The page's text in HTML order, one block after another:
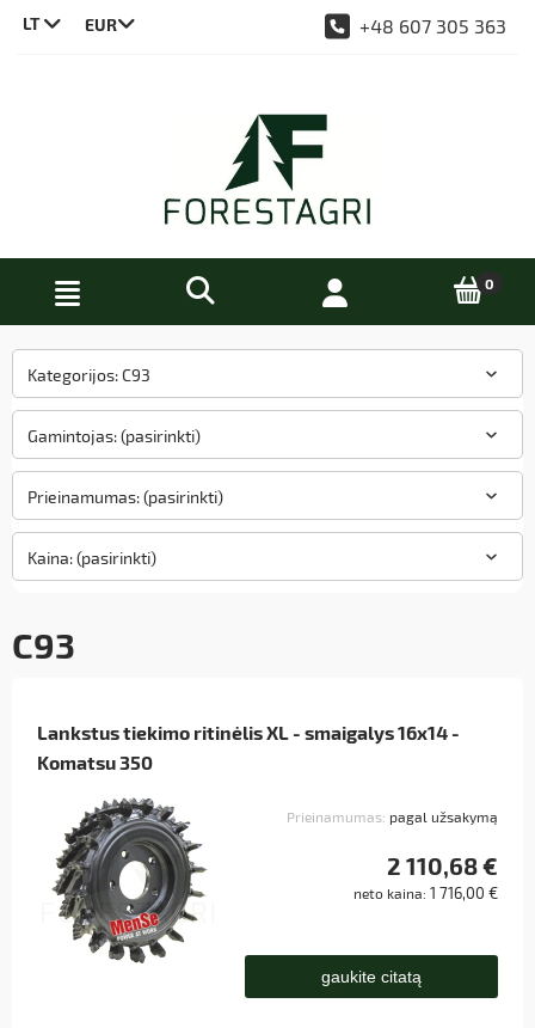
LT
+48 607 305 363
Kategorijos: C93
Gamintojas: (pasirinkti)
Prieinamumas: (pasirinkti)
Kaina: (pasirinkti)
C93
Lankstus tiekimo ritinėlis XL - smaigalys 16x14 -
Komatsu 350
Prieinamumas: pagal užsakymą
2 110,68 €
neto kaina: 1 716,00 €
gaukite citatą